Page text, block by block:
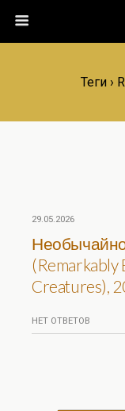
Теги ›
29.05.2026
(Remarkably
Creatures),
НЕТ ОТВЕТОВ